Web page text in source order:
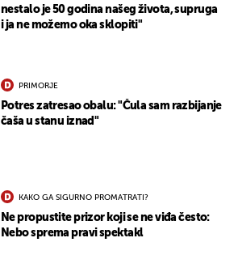
nestalo je 50 godina našeg života, supruga
i ja ne možemo oka sklopiti"
PRIMORJE
Potres zatresao obalu: "Čula sam razbijanje
čaša u stanu iznad"
KAKO GA SIGURNO PROMATRATI?
Ne propustite prizor koji se ne viđa često:
Nebo sprema pravi spektakl